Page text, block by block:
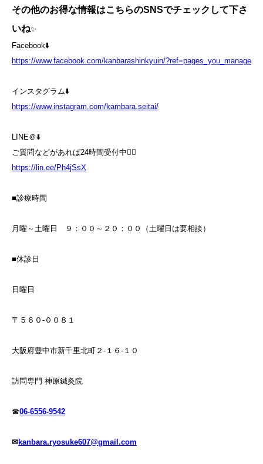
その他のお得な情報はこちらのSNSでチェックして下さ
いね✨
Facebook⬇️
https://www.facebook.com/kanbarashinkyuin/?ref=pages_you_manage
インスタグラム⬇️
https://www.instagram.com/kambara.seitai/
LINE＠⬇️
ご質問などがあれば24時間受付中💁‍♀️
https://lin.ee/Ph4jSsX
■診療時間
月曜～土曜日 ９：００～２０：００（土曜日は要相談）
■休診日
日曜日
〒５６０-００８１
大阪府豊中市新千里北町２-１６-１０
訪問専門 神原鍼灸院
☎06-6556-9542
✉kanbara.ryosuke607@gmail.com